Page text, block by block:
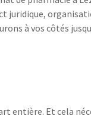
à vos côtés
entière. Et cela